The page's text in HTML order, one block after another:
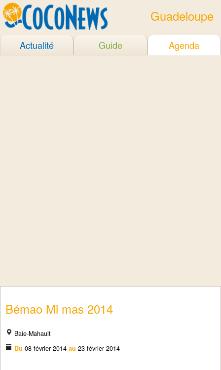
Guadeloupe
Actualité Guide Agenda
Bémao Mi mas 2014
Baie-Mahault
Du 08 février 2014 au 23 février 2014